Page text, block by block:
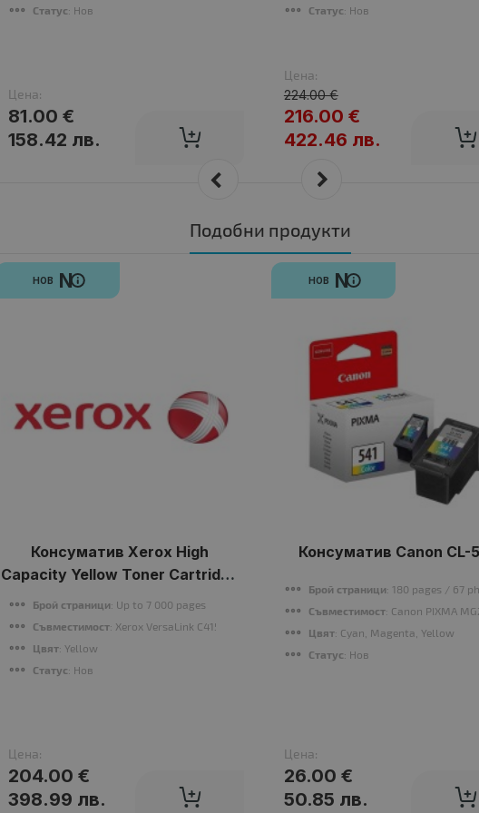
Статус: Нов
Цена:
81.00 €
158.42 лв.
Статус: Нов
Цена:
224.00 €
216.00 €
422.46 лв.
Подобни продукти
НОВ N
Консуматив Xerox High
Capacity Yellow Toner Cartridge
C415/C410 (7k)
Брой страници: Up to 7 000 pages
Съвместимост: Xerox VersaLink C415, Xerox C410 Color Printer
Цвят: Yellow
Статус: Нов
Цена:
204.00 €
398.99 лв.
НОВ N
Консуматив Canon CL-
Брой страници: 180 pages / 67
Съвместимост: Canon PIXMA
Цвят: Cyan, Magenta, Yellow
Статус: Нов
Цена:
26.00 €
50.85 лв.